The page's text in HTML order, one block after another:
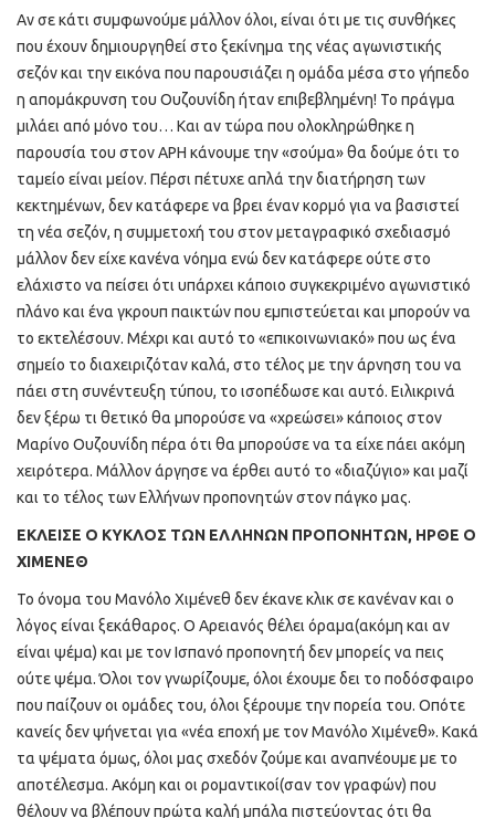
Αν σε κάτι συμφωνούμε μάλλον όλοι, είναι ότι με τις συνθήκες
που έχουν δημιουργηθεί στο ξεκίνημα της νέας αγωνιστικής
σεζόν και την εικόνα που παρουσιάζει η ομάδα μέσα στο γήπεδο
η απομάκρυνση του Ουζουνίδη ήταν επιβεβλημένη! Το πράγμα
μιλάει από μόνο του… Και αν τώρα που ολοκληρώθηκε η
παρουσία του στον ΑΡΗ κάνουμε την «σούμα» θα δούμε ότι το
ταμείο είναι μείον. Πέρσι πέτυχε απλά την διατήρηση των
κεκτημένων, δεν κατάφερε να βρει έναν κορμό για να βασιστεί
τη νέα σεζόν, η συμμετοχή του στον μεταγραφικό σχεδιασμό
μάλλον δεν είχε κανένα νόημα ενώ δεν κατάφερε ούτε στο
ελάχιστο να πείσει ότι υπάρχει κάποιο συγκεκριμένο αγωνιστικό
πλάνο και ένα γκρουπ παικτών που εμπιστεύεται και μπορούν να
το εκτελέσουν. Μέχρι και αυτό το «επικοινωνιακό» που ως ένα
σημείο το διαχειριζόταν καλά, στο τέλος με την άρνηση του να
πάει στη συνέντευξη τύπου, το ισοπέδωσε και αυτό. Ειλικρινά
δεν ξέρω τι θετικό θα μπορούσε να «χρεώσει» κάποιος στον
Μαρίνο Ουζουνίδη πέρα ότι θα μπορούσε να τα είχε πάει ακόμη
χειρότερα. Μάλλον άργησε να έρθει αυτό το «διαζύγιο» και μαζί
και το τέλος των Ελλήνων προπονητών στον πάγκο μας.
ΕΚΛΕΙΣΕ Ο ΚΥΚΛΟΣ ΤΩΝ ΕΛΛΗΝΩΝ ΠΡΟΠΟΝΗΤΩΝ, ΗΡΘΕ Ο
ΧΙΜΕΝΕΘ
Το όνομα του Μανόλο Χιμένεθ δεν έκανε κλικ σε κανέναν και ο
λόγος είναι ξεκάθαρος. Ο Αρειανός θέλει όραμα(ακόμη και αν
είναι ψέμα) και με τον Ισπανό προπονητή δεν μπορείς να πεις
ούτε ψέμα. Όλοι τον γνωρίζουμε, όλοι έχουμε δει το ποδόσφαιρο
που παίζουν οι ομάδες του, όλοι ξέρουμε την πορεία του. Οπότε
κανείς δεν ψήνεται για «νέα εποχή με τον Μανόλο Χιμένεθ». Κακά
τα ψέματα όμως, όλοι μας σχεδόν ζούμε και αναπνέουμε με το
αποτέλεσμα. Ακόμη και οι ρομαντικοί(σαν τον γραφών) που
θέλουν να βλέπουν πρώτα καλή μπάλα πιστεύοντας ότι θα